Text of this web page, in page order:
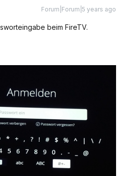
Forum|Forum|5 years ago
beim FireTV.